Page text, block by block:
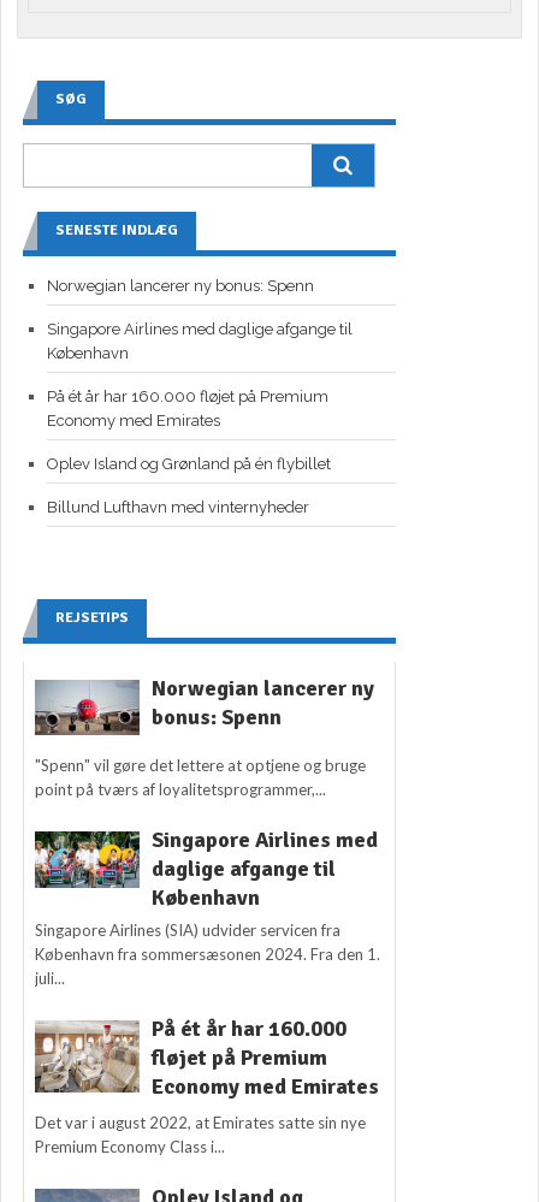
SØG
SENESTE INDLÆG
Norwegian lancerer ny bonus: Spenn
Singapore Airlines med daglige afgange til
København
På ét år har 160.000 fløjet på Premium
Economy med Emirates
Oplev Island og Grønland på én flybillet
Billund Lufthavn med vinternyheder
REJSETIPS
Norwegian lancerer ny
bonus: Spenn
"Spenn" vil gøre det lettere at optjene og bruge
point på tværs af loyalitetsprogrammer,...
Singapore Airlines med
daglige afgange til
København
Singapore Airlines (SIA) udvider servicen fra
København fra sommersæsonen 2024. Fra den 1.
juli...
På ét år har 160.000
fløjet på Premium
Economy med Emirates
Det var i august 2022, at Emirates satte sin nye
Premium Economy Class i...